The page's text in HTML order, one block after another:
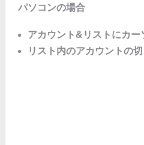
パソコンの場合
アカウント&リストにカー
リスト内のアカウントの切